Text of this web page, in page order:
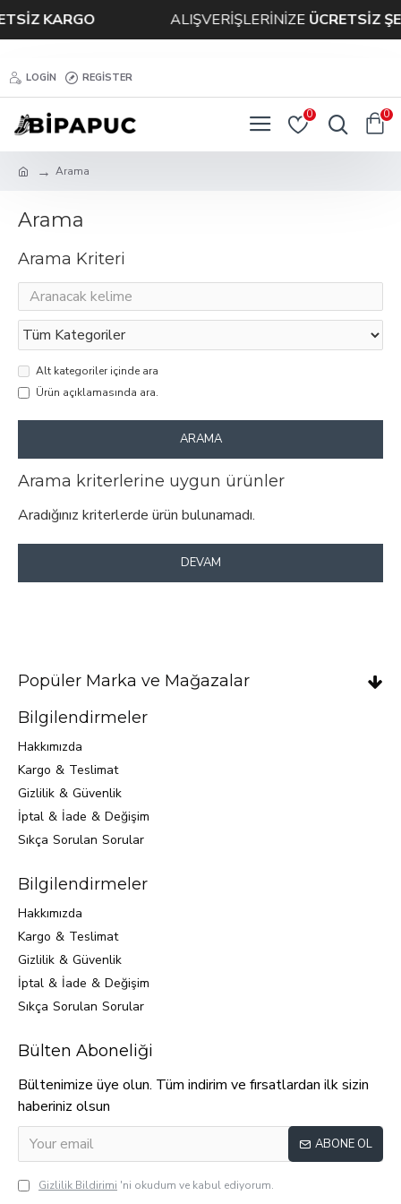
KARGO ALIŞVERİŞLERİNİZEÜCRETSİZ
LOGIN REGISTER
0 0
Arama
Arama
Arama Kriteri
Alt kategoriler içinde ara
Ürün açıklamasında ara.
ARAMA
Arama kriterlerine uygun ürünler
Aradığınız kriterlerde ürün bulunamadı.
DEVAM
Popüler Marka ve Mağazalar
Bilgilendirmeler
Hakkımızda
Kargo & Teslimat
Gizlilik & Güvenlik
İptal & İade & Değişim
Sıkça Sorulan Sorular
Bilgilendirmeler
Hakkımızda
Kargo & Teslimat
Gizlilik & Güvenlik
İptal & İade & Değişim
Sıkça Sorulan Sorular
Bülten Aboneliği
Bültenimize üye olun. Tüm indirim ve fırsatlardan ilk sizin
haberiniz olsun
ABONE OL
Gizlilik Bildirimi 'ni okudum ve kabul ediyorum.